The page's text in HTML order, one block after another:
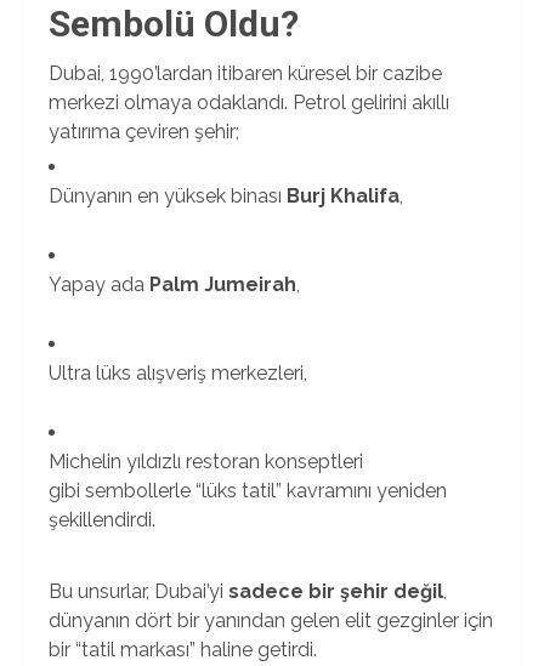
Sembolü Oldu?
Dubai, 1990’lardan itibaren küresel bir cazibe
merkezi olmaya odaklandı. Petrol gelirini akıllı
yatırıma çeviren şehir;
Dünyanın en yüksek binası Burj Khalifa,
Yapay ada Palm Jumeirah,
Ultra lüks alışveriş merkezleri,
Michelin yıldızlı restoran konseptleri
gibi sembollerle “lüks tatil” kavramını yeniden
şekillendirdi.
Bu unsurlar, Dubai’yi sadece bir şehir değil,
dünyanın dört bir yanından gelen elit gezginler için
bir “tatil markası” haline getirdi.